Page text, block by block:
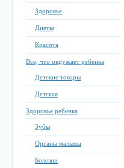
Здоровье
Диеты
Красота
Все, что окружает ребенка
Детские товары
Детская
Здоровье ребенка
Зубы
Органы малыша
Болезни